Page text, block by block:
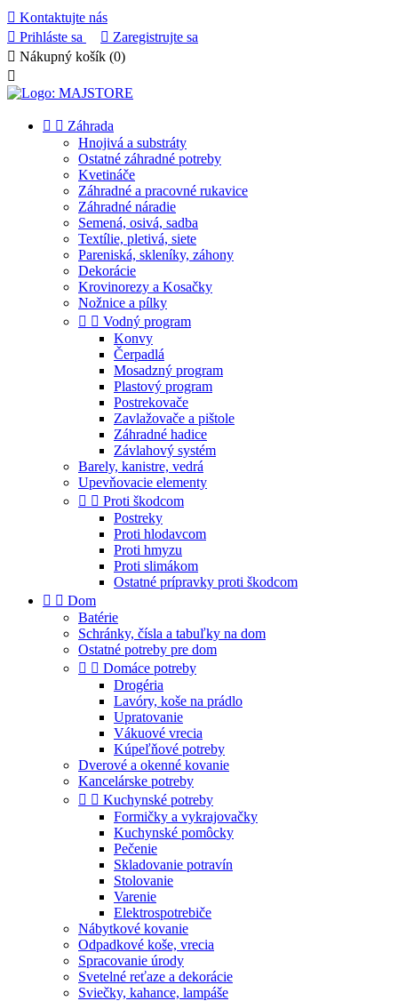
 Kontaktujte nás
 Prihláste sa  Zaregistrujte sa
 Nákupný košík (0)

  Záhrada
Hnojivá a substráty
Ostatné záhradné potreby
Kvetináče
Záhradné a pracovné rukavice
Záhradné náradie
Semená, osivá, sadba
Textílie, pletivá, siete
Pareniská, skleníky, záhony
Dekorácie
Krovinorezy a Kosačky
Nožnice a pílky
  Vodný program
Konvy
Čerpadlá
Mosadzný program
Plastový program
Postrekovače
Zavlažovače a pištole
Záhradné hadice
Závlahový systém
Barely, kanistre, vedrá
Upevňovacie elementy
  Proti škodcom
Postreky
Proti hlodavcom
Proti hmyzu
Proti slimákom
Ostatné prípravky proti škodcom
  Dom
Batérie
Schránky, čísla a tabuľky na dom
Ostatné potreby pre dom
  Domáce potreby
Drogéria
Lavóry, koše na prádlo
Upratovanie
Vákuové vrecia
Kúpeľňové potreby
Dverové a okenné kovanie
Kancelárske potreby
  Kuchynské potreby
Formičky a vykrajovačky
Kuchynské pomôcky
Pečenie
Skladovanie potravín
Stolovanie
Varenie
Elektrospotrebiče
Nábytkové kovanie
Odpadkové koše, vrecia
Spracovanie úrody
Svetelné reťaze a dekorácie
Sviečky, kahance, lampáše